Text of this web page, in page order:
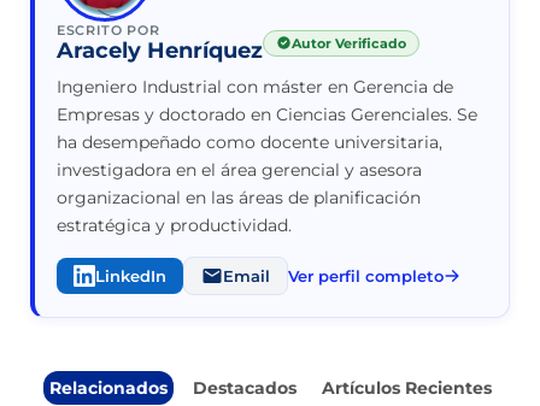
ESCRITO POR
Aracely Henríquez Autor Verificado
Ingeniero Industrial con máster en Gerencia de
Empresas y doctorado en Ciencias Gerenciales. Se
ha desempeñado como docente universitaria,
investigadora en el área gerencial y asesora
organizacional en las áreas de planificación
estratégica y productividad.
LinkedIn Email Ver perfil completo
Relacionados Destacados Artículos Recientes